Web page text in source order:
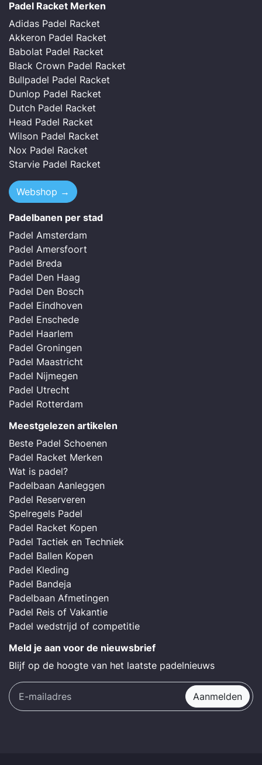
Padel Racket Merken
Adidas Padel Racket
Akkeron Padel Racket
Babolat Padel Racket
Black Crown Padel Racket
Bullpadel Padel Racket
Dunlop Padel Racket
Dutch Padel Racket
Head Padel Racket
Wilson Padel Racket
Nox Padel Racket
Starvie Padel Racket
Webshop →
Padelbanen per stad
Padel Amsterdam
Padel Amersfoort
Padel Breda
Padel Den Haag
Padel Den Bosch
Padel Eindhoven
Padel Enschede
Padel Haarlem
Padel Groningen
Padel Maastricht
Padel Nijmegen
Padel Utrecht
Padel Rotterdam
Meestgelezen artikelen
Beste Padel Schoenen
Padel Racket Merken
Wat is padel?
Padelbaan Aanleggen
Padel Reserveren
Spelregels Padel
Padel Racket Kopen
Padel Tactiek en Techniek
Padel Ballen Kopen
Padel Kleding
Padel Bandeja
Padelbaan Afmetingen
Padel Reis of Vakantie
Padel wedstrijd of competitie
Meld je aan voor de nieuwsbrief
Blijf op de hoogte van het laatste padelnieuws
Aanmelden